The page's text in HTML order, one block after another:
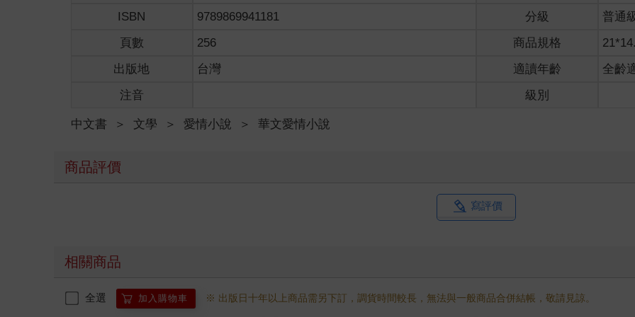
「這是怎麼回事啊？」爸爸被我嚇著，雙手放在我的肩上輕拍安撫。
「我就說姊姊升上高三會發瘋吧！」夏靜羽躲到了媽媽身後。
我的高中三年級。
由於成年後的生活太過艱辛，許多年輕時期的事我都不太記得了，早知道真的能回到過去，我就會先翻閱日記喚回記憶，
爸媽對於我的異常感到有些擔心，但我以生理期加上做噩夢為理由蒙混了過去，夏靜羽倒堅持我是發瘋了。
我在腦中飛快梳理最重要的三件事，第一，夏靜羽是在高三時自殺，自殺前，她把自己所有的筆記本和日記都處理掉了
切痕跡。後來，我們才透過附近店家的監視器畫面得知，她在那之後獨自走進了一棟廢棄大樓，跳樓自殺。
第三，爸爸過世之後，媽媽宛如成了空殼，什麼也做不了，家中的經濟重擔頓時落到我身上。一開始我以為她是沉浸在
驚覺事態嚴重。她罹患了阿茲海默症，並且惡化得十分迅速。
依照時間順序，我首先要挽救的是夏靜羽，她不能死。
我必須查清楚她自殺的理由。
ISBN
9789869941181 分級
普通
頁數
256 商品規格
出版地
台灣 適讀年齡
全齡
注音
級別
中文書 ＞ 文學 ＞ 愛情小說 ＞ 華文愛情小說
商品評價
寫評價
相關商品
全選 加入購物車 ※ 出版日十年以上商品需另下訂，調貨時間較長，無法與一般商品合併結帳，敬請見諒。